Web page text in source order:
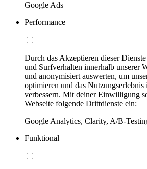
Google Ads
Performance
Durch das Akzeptieren dieser
und Surfverhalten innerhalb unserer
und anonymisiert auswerten, um
optimieren und das Nutzungserlebnis
verbessern. Mit deiner Einwilligung
Webseite folgende Drittdienste ein:
Google Analytics, Clarity, A/B-
Funktional